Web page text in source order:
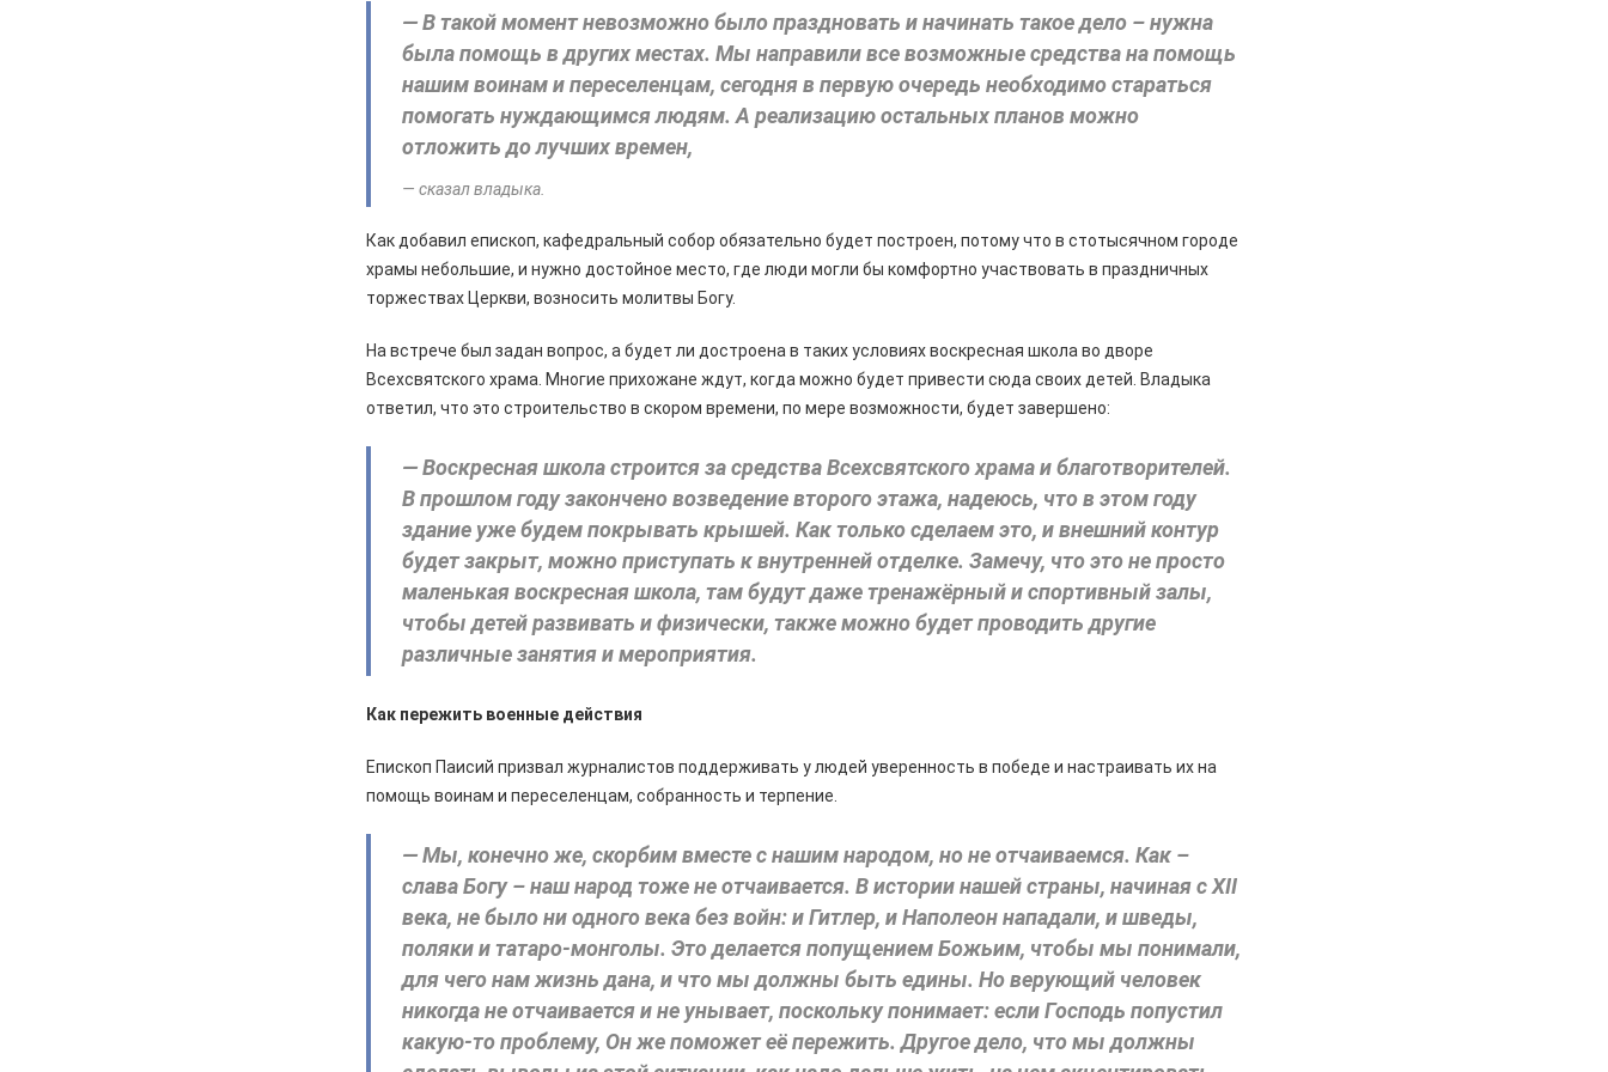
— В такой момент невозможно было праздновать и начинать такое дело – нужна
была помощь в других местах. Мы направили все возможные средства на помощь
нашим воинам и переселенцам, сегодня в первую очередь необходимо стараться
помогать нуждающимся людям. А реализацию остальных планов можно
отложить до лучших времен,
— сказал владыка.
Как добавил епископ, кафедральный собор обязательно будет построен, потому что в стотысячном городе
храмы небольшие, и нужно достойное место, где люди могли бы комфортно участвовать в праздничных
торжествах Церкви, возносить молитвы Богу.
На встрече был задан вопрос, а будет ли достроена в таких условиях воскресная школа во дворе
Всехсвятского храма. Многие прихожане ждут, когда можно будет привести сюда своих детей. Владыка
ответил, что это строительство в скором времени, по мере возможности, будет завершено:
— Воскресная школа строится за средства Всехсвятского храма и благотворителей.
В прошлом году закончено возведение второго этажа, надеюсь, что в этом году
здание уже будем покрывать крышей. Как только сделаем это, и внешний контур
будет закрыт, можно приступать к внутренней отделке. Замечу, что это не просто
маленькая воскресная школа, там будут даже тренажёрный и спортивный залы,
чтобы детей развивать и физически, также можно будет проводить другие
различные занятия и мероприятия.
Как пережить военные действия
Епископ Паисий призвал журналистов поддерживать у людей уверенность в победе и настраивать их на
помощь воинам и переселенцам, собранность и терпение.
— Мы, конечно же, скорбим вместе с нашим народом, но не отчаиваемся. Как –
слава Богу – наш народ тоже не отчаивается. В истории нашей страны, начиная с XII
века, не было ни одного века без войн: и Гитлер, и Наполеон нападали, и шведы,
поляки и татаро-монголы. Это делается попущением Божьим, чтобы мы понимали,
для чего нам жизнь дана, и что мы должны быть едины. Но верующий человек
никогда не отчаивается и не унывает, поскольку понимает: если Господь попустил
какую-то проблему, Он же поможет её пережить. Другое дело, что мы должны